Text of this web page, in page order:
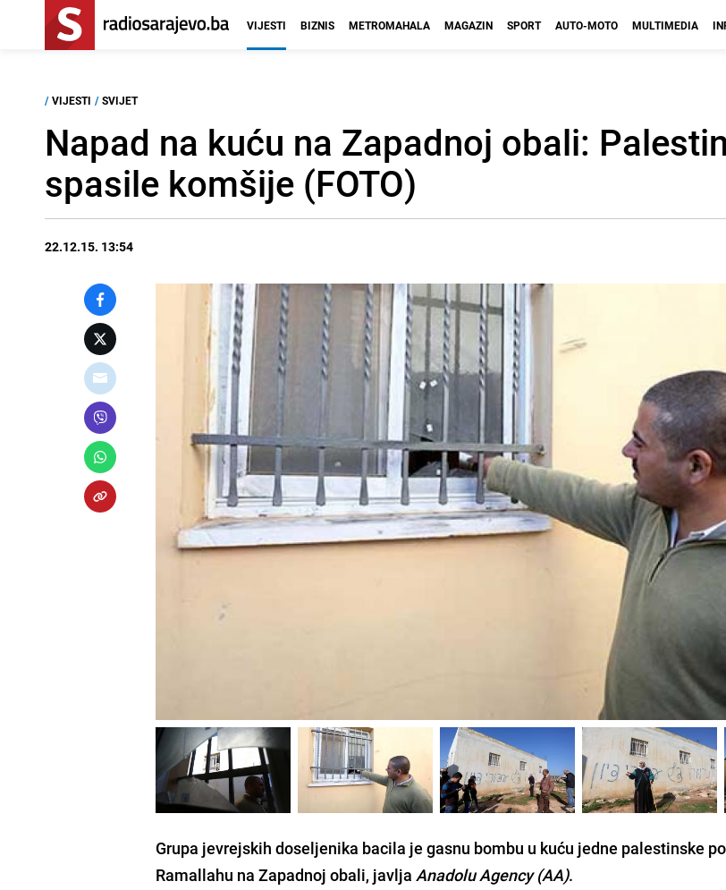
VIJESTI BIZNIS METROMAHALA MAGAZIN SPORT AUTO-MOTO MULTIMEDIA
/ VIJESTI / SVIJET
Napad na kuću na Zapadnoj obali:
spasile komšije (FOTO)
22.12.15. 13:54
Grupa jevrejskih doseljenika bacila jegasnu bombu u kuću jedne palestinske
Ramallahu na Zapadnoj obali, javlja Anadolu Agency (AA).